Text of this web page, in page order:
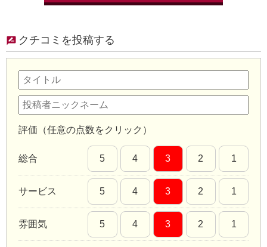
クチコミを投稿する
評価（任意の点数をクリック）
総合 5 4 3 2 1
サービス 5 4 3 2 1
雰囲気 5 4 3 2 1